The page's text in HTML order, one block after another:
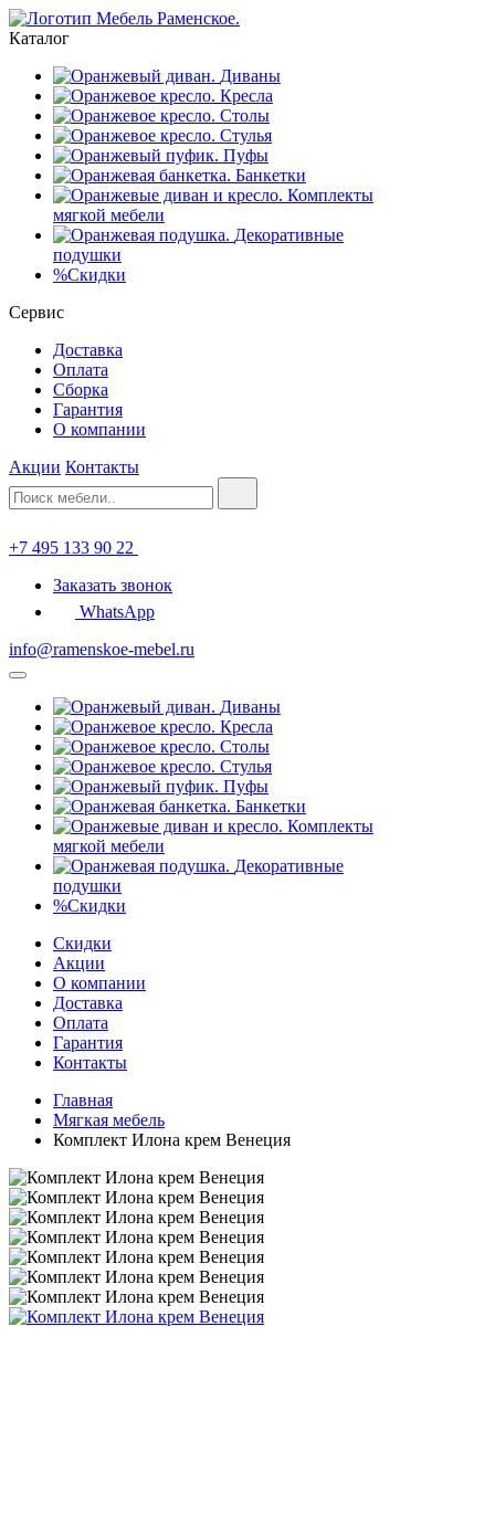
Каталог
Диваны
Кресла
Столы
Стулья
Пуфы
Банкетки
Комплекты
мягкой мебели
Декоративные
подушки
%Скидки
Сервис
Доставка
Оплата
Сборка
Гарантия
О компании
Акции Контакты
+7 495 133 90 22
Заказать звонок
WhatsApp
info@ramenskoe-mebel.ru
Диваны
Кресла
Столы
Стулья
Пуфы
Банкетки
Комплекты
мягкой мебели
Декоративные
подушки
%Скидки
Скидки
Акции
О компании
Доставка
Оплата
Гарантия
Контакты
Главная
Мягкая мебель
Комплект Илона крем Венеция